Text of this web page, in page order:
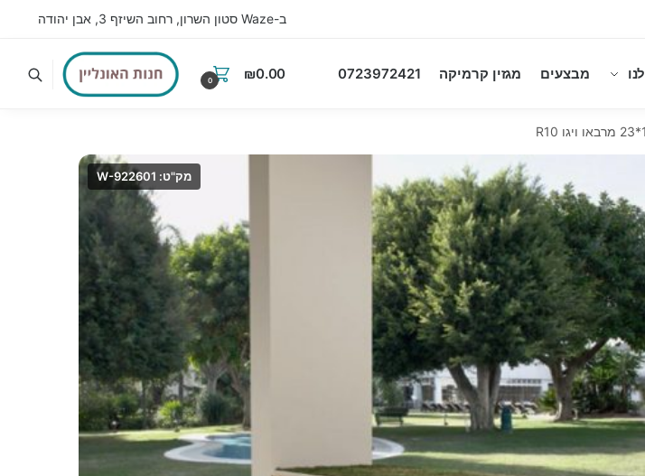
ב-Waze סטון השרון, רחוב השיזף 3, אבן יהודה
מבצעים מגזין קרמיקה 0723972421
₪0.00
0
מק"ט: W-922601